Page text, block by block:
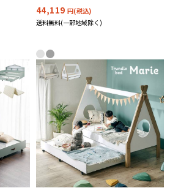
44,119 円(税込)
送料無料(一部地域除く)